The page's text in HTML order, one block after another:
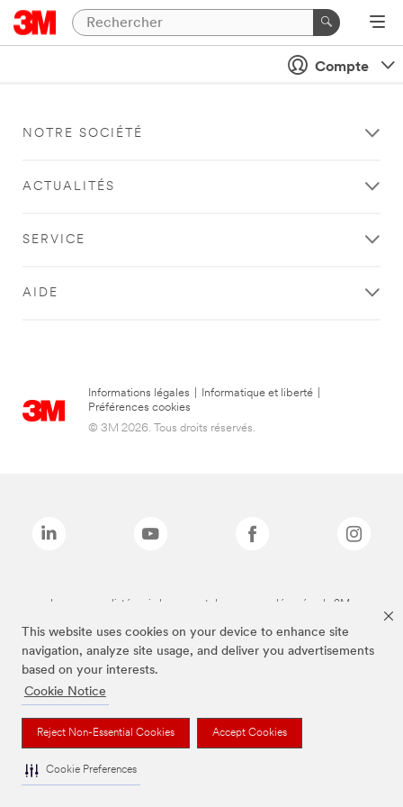
This website uses cookies on your device to enhance site
navigation, analyze site usage, and deliver you advertisements
based on your interests.
Cookie Notice
Reject Non-Essential Cookies Accept Cookies
Cookie Preferences
Compte
NOTRE SOCIÉTÉ
ACTUALITÉS
SERVICE
AIDE
Informations légales Informatique et liberté
Préférences cookies
© 3M 2026. Tous droits réservés.
Les marques listées ci-dessus sont des marques déposées de 3M.